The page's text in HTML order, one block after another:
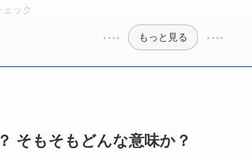
ック
もっと見る
そもそもどんな意味か？